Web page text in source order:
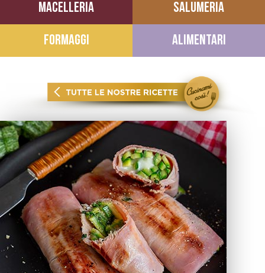
MACELLERIA SALUMERIA
FORMAGGI ALIMENTARI